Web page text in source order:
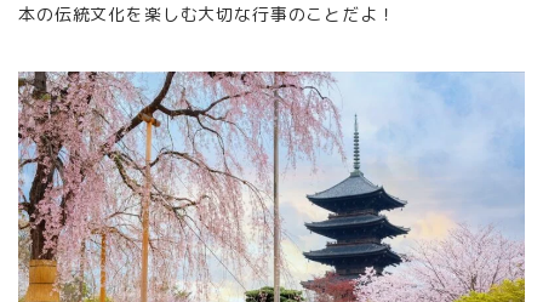
本の伝統文化を楽しむ大切な行事のことだよ！